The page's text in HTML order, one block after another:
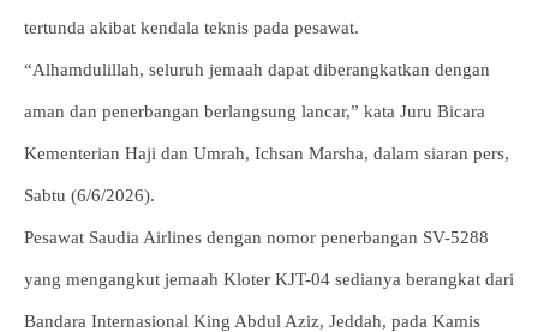
tertunda akibat kendala teknis pada pesawat.
“Alhamdulillah, seluruh jemaah dapat diberangkatkan dengan
aman dan penerbangan berlangsung lancar,” kata Juru Bicara
Kementerian Haji dan Umrah, Ichsan Marsha, dalam siaran pers,
Sabtu (6/6/2026).
Pesawat Saudia Airlines dengan nomor penerbangan SV-5288
yang mengangkut jemaah Kloter KJT-04 sedianya berangkat dari
Bandara Internasional King Abdul Aziz, Jeddah, pada Kamis